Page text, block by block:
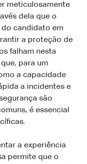
meticulosamente
dela que o
candidato em
a proteção de
falham nesta
para um
a capacidade
a incidentes e
são
é essencial
a experiência
permite que o